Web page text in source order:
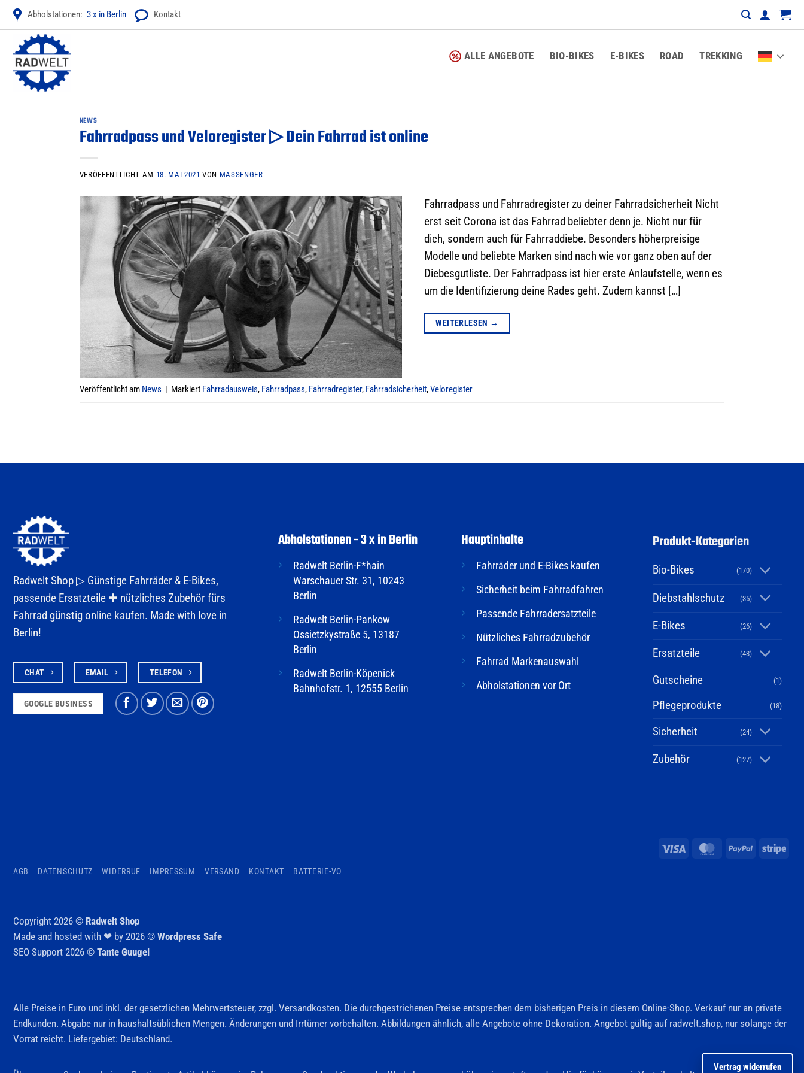
Zum
Inhalt
springen
Abholstationen: 3 x in Berlin Kontakt
ALLE ANGEBOTE BIO-BIKES E-BIKES ROAD TREKKING
NEWS
Fahrradpass und Veloregister ▷ Dein Fahrrad ist online
VERÖFFENTLICHT AM 18. MAI 2021 VON MASSENGER
Fahrradpass und Fahrradregister zu deiner Fahrradsicherheit Nicht
erst seit Corona ist das Fahrrad beliebter denn je. Nicht nur für
dich, sondern auch für Fahrraddiebe. Besonders höherpreisige
Modelle und beliebte Marken sind nach wie vor ganz oben auf der
Diebesgutliste. Der Fahrradpass ist hier erste Anlaufstelle, wenn es
um die Identifizierung deine Rades geht. Zudem kannst […]
WEITERLESEN →
Veröffentlicht am News | Markiert Fahrradausweis, Fahrradpass, Fahrradregister, Fahrradsicherheit,Veloregister
Radwelt Shop ▷ Günstige Fahrräder & E-Bikes,
passende Ersatzteile ✚ nützliches Zubehör fürs
Fahrrad günstig online kaufen. Made with love in
Berlin!
CHAT EMAIL TELEFON
GOOGLE BUSINESS
Abholstationen - 3 x in Berlin
Radwelt Berlin-F*hain
Warschauer Str. 31, 10243
Berlin
Radwelt Berlin-Pankow
Ossietzkystraße 5, 13187
Berlin
Radwelt Berlin-Köpenick
Bahnhofstr. 1, 12555 Berlin
Hauptinhalte
Fahrräder und E-Bikes kaufen
Sicherheit beim Fahrradfahren
Passende Fahrradersatzteile
Nützliches Fahrradzubehör
Fahrrad Markenauswahl
Abholstationen vor Ort
Produkt-Kategorien
Bio-Bikes (170)
Diebstahlschutz (35)
E-Bikes (26)
Ersatzteile (43)
Gutscheine (1)
Pflegeprodukte (18)
Sicherheit (24)
Zubehör (127)
Visa MasterCardPayPal
AGB DATENSCHUTZ WIDERRUF IMPRESSUM VERSAND KONTAKT BATTERIE-VO
Copyright 2026 © Radwelt Shop
Made and hosted with ❤ by 2026 © Wordpress Safe
SEO Support 2026 © Tante Guugel
Alle Preise in Euro und inkl. der gesetzlichen Mehrwertsteuer, zzgl. Versandkosten. Die durchgestrichenen Preise entsprechen dem bisherigen Preis in diesem Online-Shop. Verkauf nur an private
Endkunden. Abgabe nur in haushaltsüblichen Mengen. Änderungen und Irrtümer vorbehalten. Abbildungen ähnlich, alle Angebote ohne Dekoration. Angebot gültig auf radwelt.shop, nur solange der
Vorrat reicht. Liefergebiet: Deutschland.
Vertrag widerrufen